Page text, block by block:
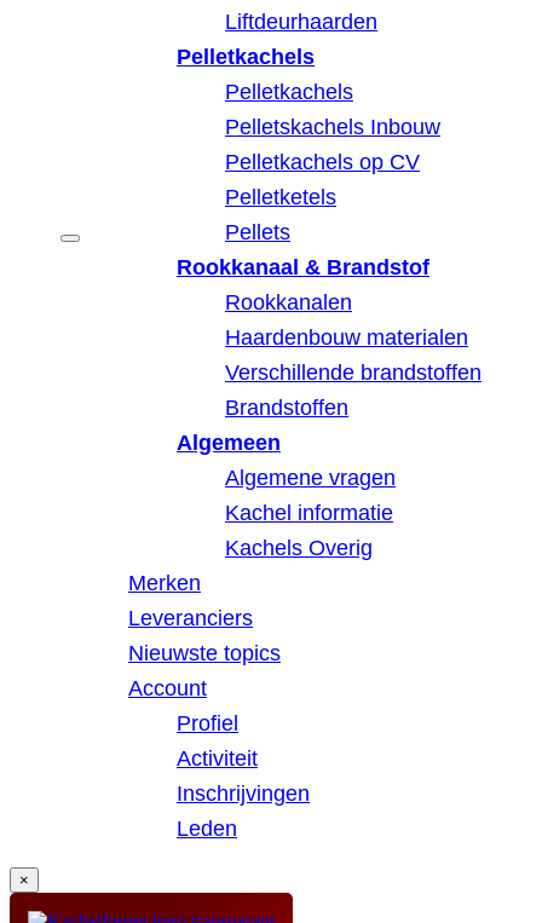
Liftdeurhaarden
Pelletkachels
Pelletkachels
Pelletskachels Inbouw
Pelletkachels op CV
Pelletketels
Pellets
Rookkanaal & Brandstof
Rookkanalen
Haardenbouw materialen
Verschillende brandstoffen
Brandstoffen
Algemeen
Algemene vragen
Kachel informatie
Kachels Overig
Merken
Leveranciers
Nieuwste topics
Account
Profiel
Activiteit
Inschrijvingen
Leden
×